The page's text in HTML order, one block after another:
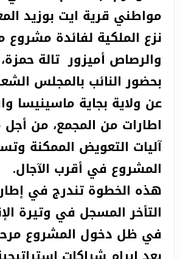
مواطني قرية ايت بوزيد
نزع الملكية لفائدة مشروع
والرصاص أميزور تالة حمزة،
بحضور النائب بالمجلس
عن ولاية بجاية ماسينيسا
اطارات من المجمع، من
آليات التعويض الممكنة
المشروع في أقرب الآجال.
هذه الخطوة تندرج في
التأخر المسجل في وتيرة
في ظل دخول المشروع